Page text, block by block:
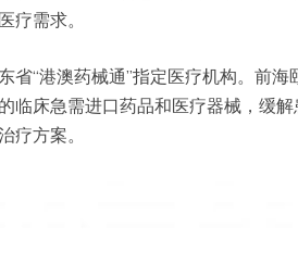
疗需求。
省“港澳药械通”指定医疗机构。前海
临床急需进口药品和医疗器械，缓
疗方案。